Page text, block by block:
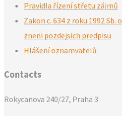
Pravidla řízení střetu zájmů
Zakon c. 634 z roku 1992
zneni pozdejsich predpisu
Hlášení oznamvatelů
Contacts
Rokycanova 240/27, Praha 3